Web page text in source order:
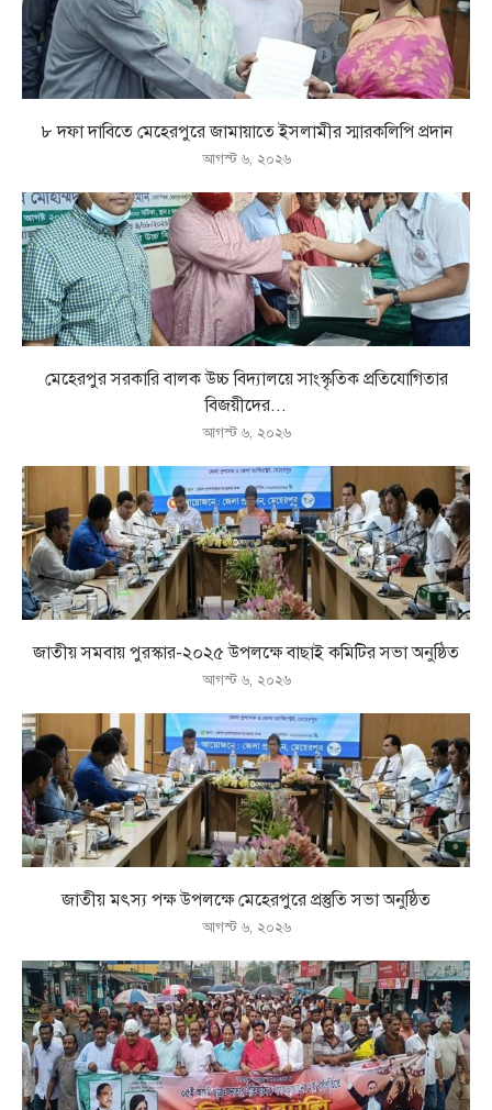
৮ দফা দাবিতে মেহেরপুরে জামায়াতে ইসলামীর স্মারকলিপি প্রদান
আগস্ট ৬, ২০২৬
মেহেরপুর সরকারি বালক উচ্চ বিদ্যালয়ে সাংস্কৃতিক প্রতিযোগিতার
বিজয়ীদের...
আগস্ট ৬, ২০২৬
জাতীয় সমবায় পুরস্কার-২০২৫ উপলক্ষে বাছাই কমিটির সভা অনুষ্ঠিত
আগস্ট ৬, ২০২৬
জাতীয় মৎস্য পক্ষ উপলক্ষে মেহেরপুরে প্রস্তুতি সভা অনুষ্ঠিত
আগস্ট ৬, ২০২৬